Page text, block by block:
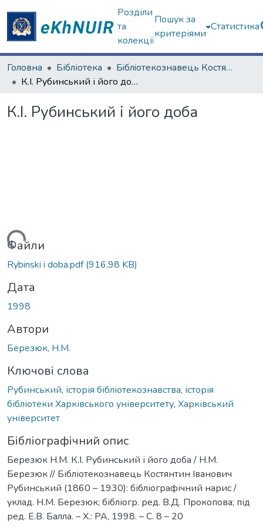
Розділи
та
колекції
Пошук за
критеріями
Статистика
Головна Бібліотека
Бiблiотекознавець Костянтин Iванович Рубинський (до 150-річчя від дня народження)
К.І. Рубинський і його доба
К.І. Рубинський і його доба
Вантажиться...
Файли
Rybinski i doba.pdf(916,98 KB)
Дата
1998
Автори
Березюк, Н.М.
Ключові слова
Рубинський, історія бібліотекознавства, історія
бібліотеки Харківського університету, Харківський
університет
Бібліографічний опис
Березюк Н.М. К.І. Рубинський і його доба / Н.М.
Березюк // Бібліотекознавець Костянтин Іванович
Рубинський (1860 – 1930): бібліографічний нарис /
уклад. Н.М. Березюк; бібліогр. ред. В.Д. Прокопова; під
ред. Е.В. Балла. – Х.: РА, 1998. – С. 8 – 20